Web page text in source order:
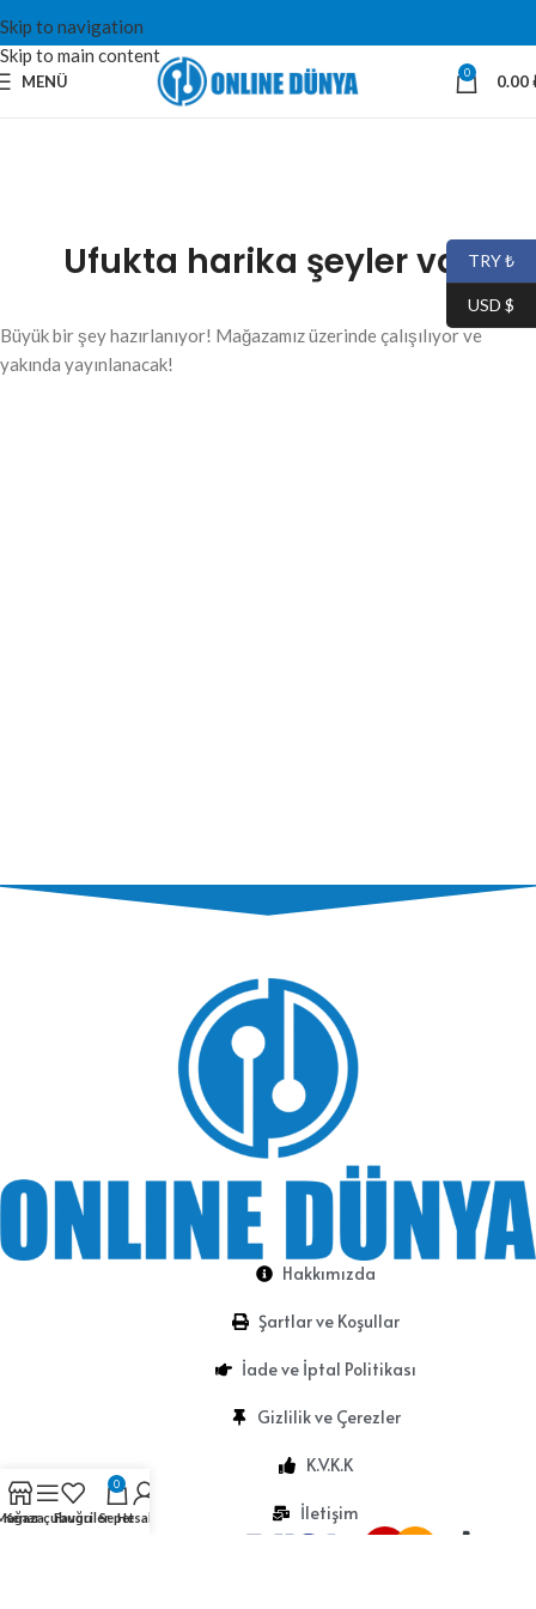
Skip to navigation
Skip to main content
MENÜ 0 0.00
Ufukta harika şeyler var
Büyük bir şey hazırlanıyor! Mağazamız üzerinde çalışılıyor ve
yakında yayınlanacak!
Hakkımızda
Şartlar ve Koşullar
İade ve İptal Politikası
Gizlilik ve Çerezler
K.V.K.K
İletişim
TRY ₺
USD $
Kenar çubuğu
Favoriler
0
SepetHesabım